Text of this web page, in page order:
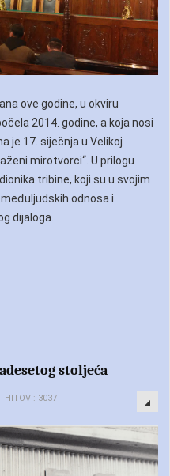
ove godine, u okviru
2014. godine, a koja nosi
je 17. siječnja u Velikoj
mirotvorci“. U prilogu
tribine, koji su u svojim
odnosa i
dijaloga.
stoljeća
HITOVI: 3037